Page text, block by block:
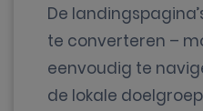
De
te converteren –
eenvoudig te
de lokale